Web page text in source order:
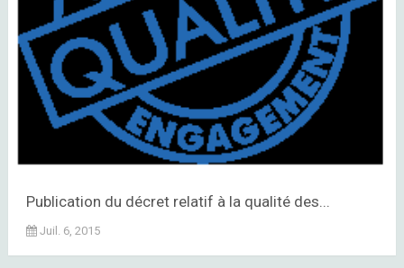
Publication du décret relatif à la qualité des...
Juil. 6, 2015